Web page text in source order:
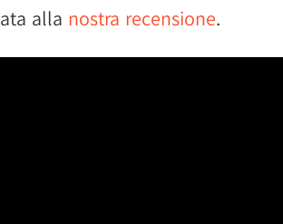
alla nostra recensione.